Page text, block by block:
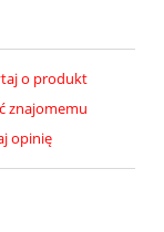
o produkt
znajomemu
opinię